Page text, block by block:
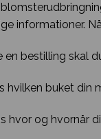
informationer.
bestilling skal
hvilken buket din
hvor og hvornår